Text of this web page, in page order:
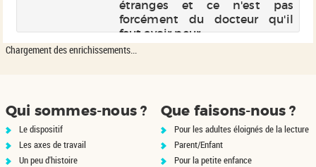
étranges et ce n'est pas
forcément du docteur qu'il
faut avoir peur.
Chargement des enrichissements...
Qui sommes-nous ?
Le dispositif
Les axes de travail
Un peu d'histoire
Que faisons-nous ?
Pour les adultes éloignés de la lecture
Parent/Enfant
Pour la petite enfance